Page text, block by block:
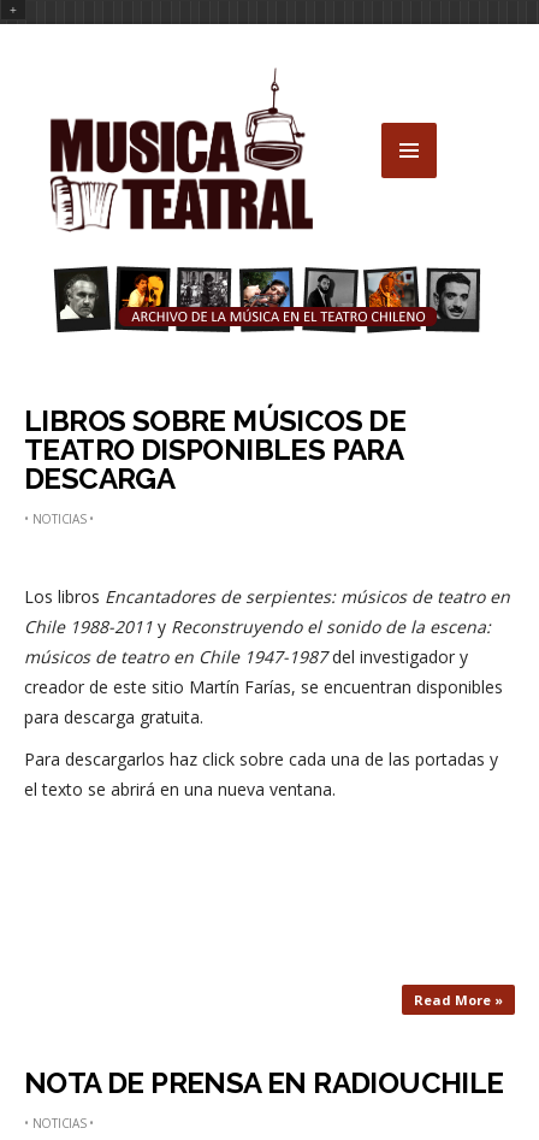
LIBROS SOBRE MÚSICOS DE
TEATRO DISPONIBLES PARA
DESCARGA
• NOTICIAS•
Los libros Encantadores de serpientes: músicos de teatro en
Chile 1988-2011 y Reconstruyendo el sonido de la escena:
músicos de teatro en Chile 1947-1987del investigador y
creador de este sitio Martín Farías, se encuentran disponibles
para descarga gratuita.
Para descargarlos haz click sobre cada una de las portadas y
el texto se abrirá en una nueva ventana.
Read More »
NOTA DE PRENSA EN RADIOUCHILE
• NOTICIAS•
+